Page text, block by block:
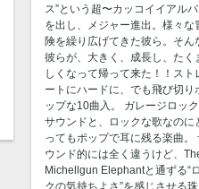
ス”という超〜カッコイイアル
を出し、メジャー進出。様々な
険を繰り広げてきた彼ら。そん
彼らが、大きく、成長し、たく
しくなって帰って来た！！スト
ートにハードに、でも飛び切り
ップな10曲入。 ガレージロッ
サウンドと、ロックな歌なのに
ってもポップで耳に残る楽曲。
ウンド的には全く違うけど、
Michellgun Elephantと通ずる“
クの気持ちよさ”を感じさせる